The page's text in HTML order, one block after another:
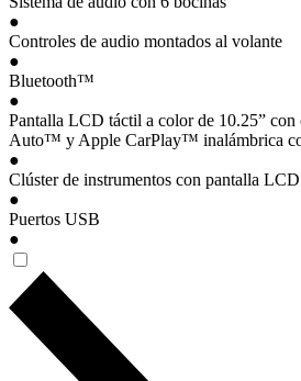
●
Controles de audio montados al volante
●
Bluetooth™
●
Pantalla LCD táctil a color de 10.25”
Auto™ y Apple CarPlay™ inalámbrica
●
Clúster de instrumentos con pantalla
●
Puertos USB
●